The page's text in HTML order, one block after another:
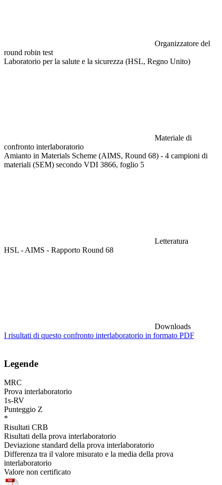
Organizzatore del
round robin test
Laboratorio per la salute e la sicurezza (HSL, Regno Unito)
Materiale di
confronto interlaboratorio
Amianto in Materials Scheme (AIMS, Round 68) - 4 campioni di
materiali (SEM) secondo VDI 3866, foglio 5
Letteratura
HSL - AIMS - Rapporto Round 68
Downloads
I risultati di questo confronto interlaboratorio in formato PDF
Legende
MRC
Prova interlaboratorio
1s-RV
Punteggio Z
*
Risultati CRB
Risultati della prova interlaboratorio
Deviazione standard della prova interlaboratorio
Differenza tra il valore misurato e la media della prova
interlaboratorio
Valore non certificato